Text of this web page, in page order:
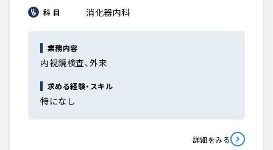
科 目
消化器内科
業務内容
内視鏡検査、外来
求める経験・スキル
特になし
詳細をみる